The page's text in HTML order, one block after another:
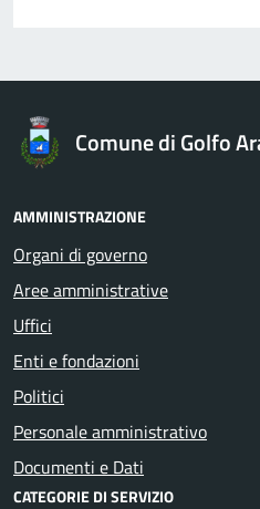
Comune di Golfo
AMMINISTRAZIONE
Organi di governo
Aree amministrative
Uffici
Enti e fondazioni
Politici
Personale amministrativo
Documenti e Dati
CATEGORIE DI SERVIZIO